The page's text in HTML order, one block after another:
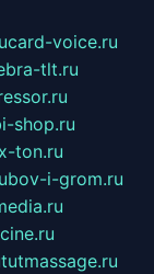
card-voice.ru
tlt.ru
shop.ru
x-ton.ru
i-grom.ru
tutmassage.ru